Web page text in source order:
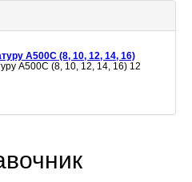
А500С (8, 10, 12, 14, 16)
А500С (8, 10, 12, 14, 16) 12